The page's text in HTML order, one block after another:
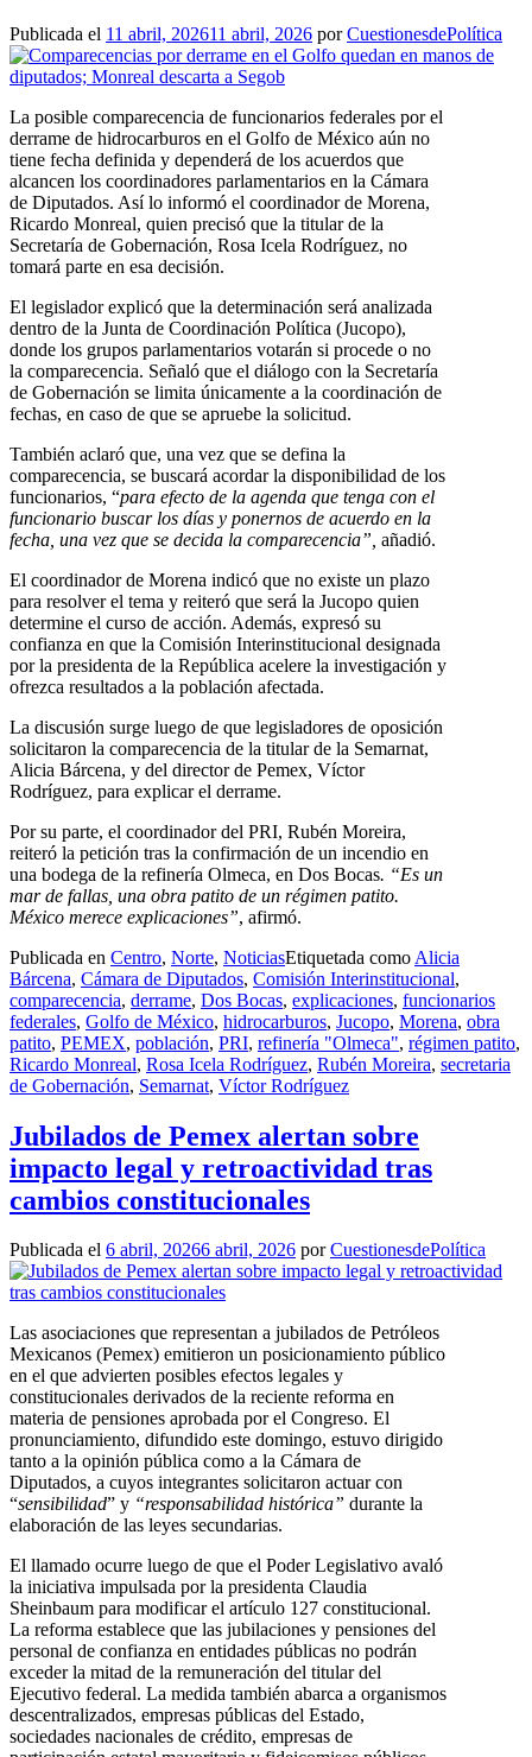
Publicada el 11 abril, 202611 abril, 2026 porCuestionesdePolítica
La posible comparecencia de funcionarios federales por el
derrame de hidrocarburos en el Golfo de México aún no
tiene fecha definida y dependerá de los acuerdos que
alcancen los coordinadores parlamentarios en la Cámara
de Diputados. Así lo informó el coordinador de Morena,
Ricardo Monreal, quien precisó que la titular de la
Secretaría de Gobernación, Rosa Icela Rodríguez, no
tomará parte en esa decisión.
El legislador explicó que la determinación será analizada
dentro de la Junta de Coordinación Política (Jucopo),
donde los grupos parlamentarios votarán si procede o no
la comparecencia. Señaló que el diálogo con la Secretaría
de Gobernación se limita únicamente a la coordinación de
fechas, en caso de que se apruebe la solicitud.
También aclaró que, una vez que se defina la
comparecencia, se buscará acordar la disponibilidad de los
funcionarios, “para efecto de la agenda que tenga con el
funcionario buscar los días y ponernos de acuerdo en la
fecha, una vez que se decida la comparecencia”, añadió.
El coordinador de Morena indicó que no existe un plazo
para resolver el tema y reiteró que será la Jucopo quien
determine el curso de acción. Además, expresó su
confianza en que la Comisión Interinstitucional designada
por la presidenta de la República acelere la investigación y
ofrezca resultados a la población afectada.
La discusión surge luego de que legisladores de oposición
solicitaron la comparecencia de la titular de la Semarnat,
Alicia Bárcena, y del director de Pemex, Víctor
Rodríguez, para explicar el derrame.
Por su parte, el coordinador del PRI, Rubén Moreira,
reiteró la petición tras la confirmación de un incendio en
una bodega de la refinería Olmeca, en Dos Bocas. “Es un
mar de fallas, una obra patito de un régimen patito.
México merece explicaciones”, afirmó.
Publicada en Centro, Norte, NoticiasEtiquetada como Alicia
Bárcena, Cámara de Diputados, Comisión Interinstitucional,
comparecencia, derrame, Dos Bocas, explicaciones, funcionarios
federales, Golfo de México, hidrocarburos, Jucopo, Morena, obra
patito, PEMEX, población, PRI, refinería "Olmeca", régimen patito,
Ricardo Monreal, Rosa Icela Rodríguez, Rubén Moreira, secretaria
de Gobernación, Semarnat, Víctor Rodríguez
Jubilados de Pemex alertan sobre
impacto legal y retroactividad tras
cambios constitucionales
Publicada el 6 abril, 20266 abril, 2026 porCuestionesdePolítica
Las asociaciones que representan a jubilados de Petróleos
Mexicanos (Pemex) emitieron un posicionamiento público
en el que advierten posibles efectos legales y
constitucionales derivados de la reciente reforma en
materia de pensiones aprobada por el Congreso. El
pronunciamiento, difundido este domingo, estuvo dirigido
tanto a la opinión pública como a la Cámara de
Diputados, a cuyos integrantes solicitaron actuar con
“sensibilidad” y “responsabilidad histórica” durante la
elaboración de las leyes secundarias.
El llamado ocurre luego de que el Poder Legislativo avaló
la iniciativa impulsada por la presidenta Claudia
Sheinbaum para modificar el artículo 127 constitucional.
La reforma establece que las jubilaciones y pensiones del
personal de confianza en entidades públicas no podrán
exceder la mitad de la remuneración del titular del
Ejecutivo federal. La medida también abarca a organismos
descentralizados, empresas públicas del Estado,
sociedades nacionales de crédito, empresas de